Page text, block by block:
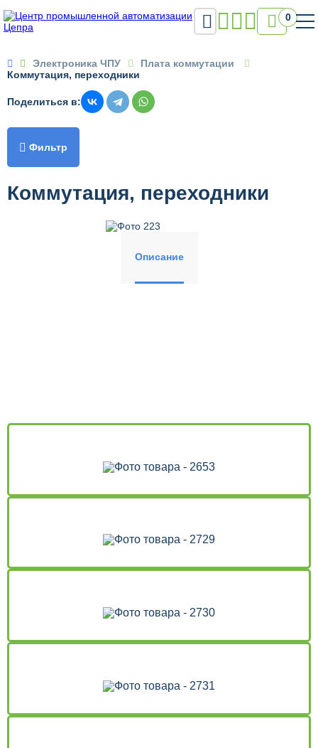
 0
 Электроника ЧПУ
Плата коммутации
Коммутация, переходники
Поделиться в:
 Фильтр
Коммутация, переходники
Описание